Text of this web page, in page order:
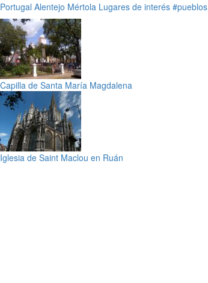
Portugal Alentejo Mértola Lugares de interés #pueblos
Capilla de Santa María Magdalena
Iglesia de Saint Maclou en Ruán